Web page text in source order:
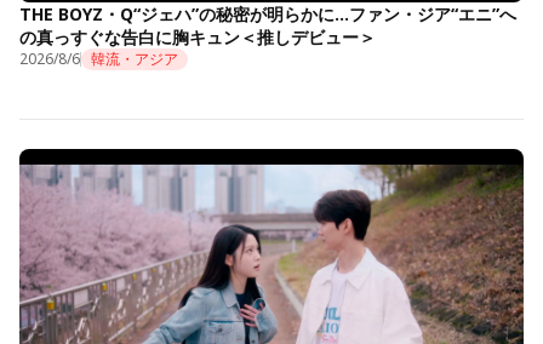
THE BOYZ・Q“ジェハ”の秘密が明らかに…ファン・ジア“エニ”へ
の真っすぐな告白に胸キュン＜推しデビュー＞
2026/8/6 韓流・アジア